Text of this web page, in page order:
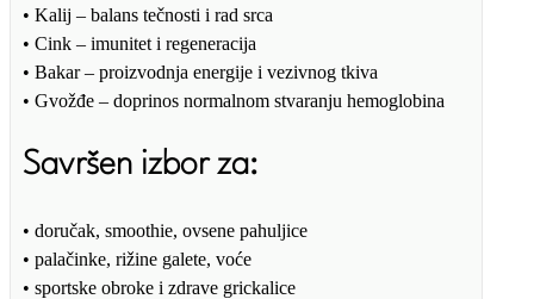
• Kalij – balans tečnosti i rad srca
• Cink – imunitet i regeneracija
• Bakar – proizvodnja energije i vezivnog tkiva
• Gvožđe – doprinos normalnom stvaranju hemoglobina
Savršen izbor za:
• doručak, smoothie, ovsene pahuljice
• palačinke, rižine galete, voće
• sportske obroke i zdrave grickalice